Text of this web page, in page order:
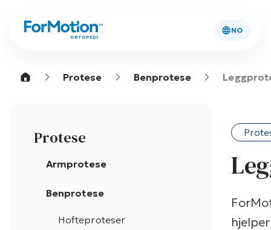
ORTOPEDI
NO
Protese Benprotese
Protese
Armprotese
Benprotese
Hofteproteser